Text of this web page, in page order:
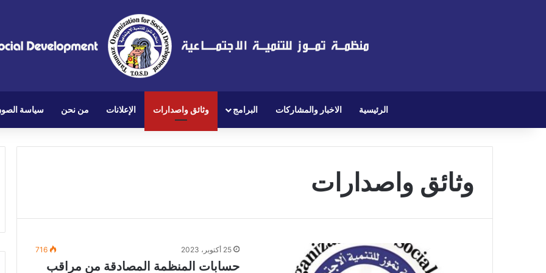
الرئيسية الاخبار والمشاركات البرامج وثائق واصدارات الإعلانات من نحن سياسة
وثائق واصدارات
25 أكتوبر، 2023 716
حسابات المنظمة المصادقة من مراقب